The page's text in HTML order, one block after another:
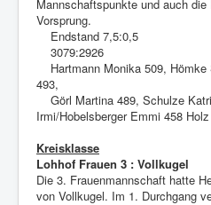
Mannschaftspunkte und auch
Vorsprung.
Endstand 7,5:0,5
3079:2926
Hartmann Monika 509, Hömke
493,
Görl Martina 489, Schulze
Irmi/Hobelsberger Emmi 458 Holz
Kreisklasse
Lohhof Frauen 3 : Vollkugel
Die 3. Frauenmannschaft hatte
von Vollkugel. Im 1. Durchgang